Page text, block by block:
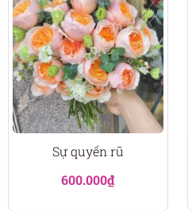
Sự quyến rũ
600.000₫